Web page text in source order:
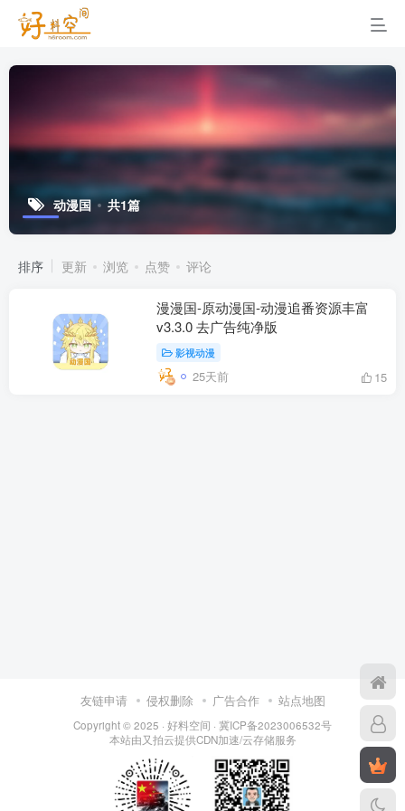
动漫国 共1篇
排序 更新 浏览 点赞 评论
漫漫国-原动漫国-动漫追番资源丰富
v3.3.0 去广告纯净版
影视动漫
25天前 15
友链申请 侵权删除 广告合作 站点地图
Copyright © 2025 · 好料空间 · 冀ICP备2023006532号
本站由又拍云提供CDN加速/云存储服务